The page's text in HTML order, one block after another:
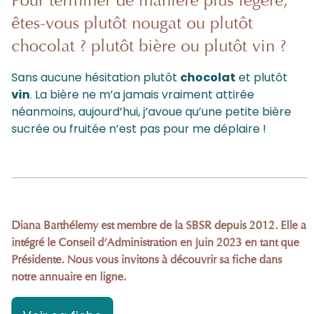
êtes-vous plutôt nougat ou plutôt
chocolat ? plutôt bière ou plutôt vin ?
Sans aucune hésitation plutôt chocolat et plutôt
vin. La bière ne m’a jamais vraiment attirée
néanmoins, aujourd’hui, j’avoue qu’une petite bière
sucrée ou fruitée n’est pas pour me déplaire !
Diana Barthélemy est membre de la SBSR depuis 2012. Elle a
intégré le Conseil d’Administration en juin 2023 en tant que
Présidente. Nous vous invitons à découvrir sa fiche dans
notreannuaireen ligne.